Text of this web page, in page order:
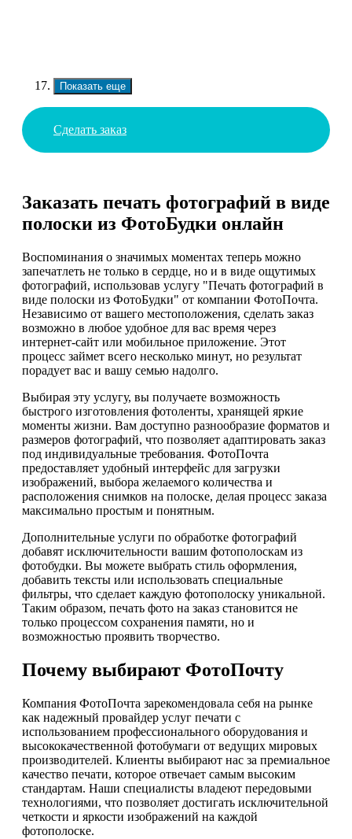
Показать еще
Сделать заказ
Заказать печать фотографий в виде
полоски из ФотоБудки онлайн
Воспоминания о значимых моментах теперь можно
запечатлеть не только в сердце, но и в виде ощутимых
фотографий, использовав услугу "Печать фотографий в
виде полоски из ФотоБудки" от компании ФотоПочта.
Независимо от вашего местоположения, сделать заказ
возможно в любое удобное для вас время через
интернет-сайт или мобильное приложение. Этот
процесс займет всего несколько минут, но результат
порадует вас и вашу семью надолго.
Выбирая эту услугу, вы получаете возможность
быстрого изготовления фотоленты, хранящей яркие
моменты жизни. Вам доступно разнообразие форматов и
размеров фотографий, что позволяет адаптировать заказ
под индивидуальные требования. ФотоПочта
предоставляет удобный интерфейс для загрузки
изображений, выбора желаемого количества и
расположения снимков на полоске, делая процесс заказа
максимально простым и понятным.
Дополнительные услуги по обработке фотографий
добавят исключительности вашим фотополоскам из
фотобудки. Вы можете выбрать стиль оформления,
добавить тексты или использовать специальные
фильтры, что сделает каждую фотополоску уникальной.
Таким образом, печать фото на заказ становится не
только процессом сохранения памяти, но и
возможностью проявить творчество.
Почему выбирают ФотоПочту
Компания ФотоПочта зарекомендовала себя на рынке
как надежный провайдер услуг печати с
использованием профессионального оборудования и
высококачественной фотобумаги от ведущих мировых
производителей. Клиенты выбирают нас за премиальное
качество печати, которое отвечает самым высоким
стандартам. Наши специалисты владеют передовыми
технологиями, что позволяет достигать исключительной
четкости и яркости изображений на каждой
фотополоске.